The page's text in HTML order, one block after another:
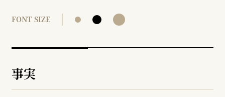
FONT SIZE
事実